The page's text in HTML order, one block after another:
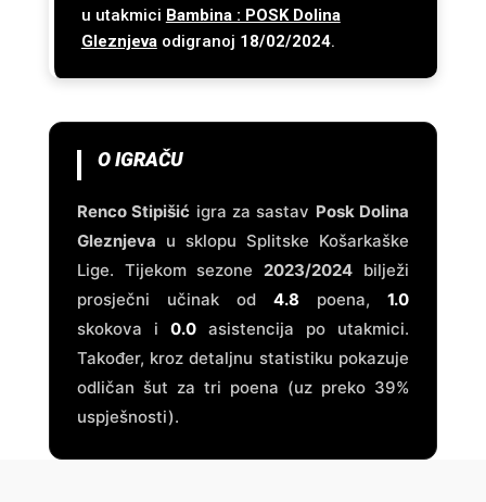
u utakmici Bambina : POSK Dolina
Gleznjevaodigranoj 18/02/2024.
O IGRAČU
Renco Stipišić igra za sastav Posk Dolina
Gleznjeva u sklopu Splitske Košarkaške
Lige. Tijekom sezone2023/2024 bilježi
prosječni učinak od4.8 poena,1.0
skokova i 0.0asistencija po utakmici.
Također, kroz detaljnu statistiku pokazuje
odličan šut za tri poena (uz preko 39%
uspješnosti).